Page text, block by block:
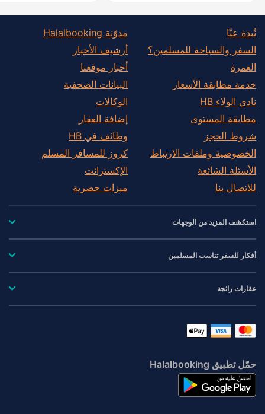
نُبذة عنّا
السفر والسياحة للمسلمين؟
العمرة
خدمة مطابقة الأسعار
نادي الولاء HB
مطابقة المستوى
شروط الحجز
الخصوصية وملفات الارتباط
الأسئلة الشائعة
للاتصال بنا
مدوّنة Halalbooking
أرشيف الأخبار
أخبار موقعنا
البيانات الصحفية
الوكالات
إضافة العقار
وظائف في HB
كروز للمسافر المسلم
الإكسترانت
ميزات حصرية
استكشف المزيد من الوجهات
أفكار للسفر تناسب المسلمين
عقارات رائجة
حمّل تطبيق Halalbooking